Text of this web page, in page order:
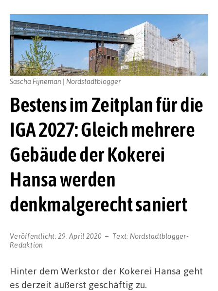
Bestens im Zeitplan für die
IGA 2027: Gleich mehrere
Gebäude der Kokerei
Hansa werden
denkmalgerecht saniert
Veröffentlicht:29. April 2020 Text: Nordstadtblogger-
Redaktion
Sascha Fijneman | Nordstadtblogger
Hinter dem Werkstor der Kokerei Hansa geht
es derzeit äußerst geschäftig zu.